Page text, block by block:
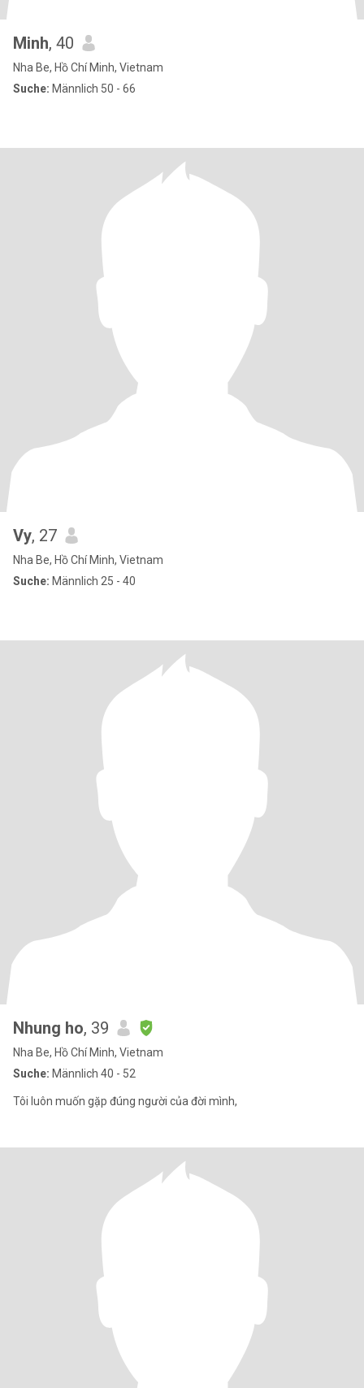
Minh, 40
Nha Be, Hồ Chí Minh, Vietnam
Suche: Männlich 50 - 66
Vy, 27
Nha Be, Hồ Chí Minh, Vietnam
Suche: Männlich 25 - 40
Nhung ho, 39
Nha Be, Hồ Chí Minh, Vietnam
Suche: Männlich 40 - 52
Tôi luôn muốn gặp đúng người của đời mình,